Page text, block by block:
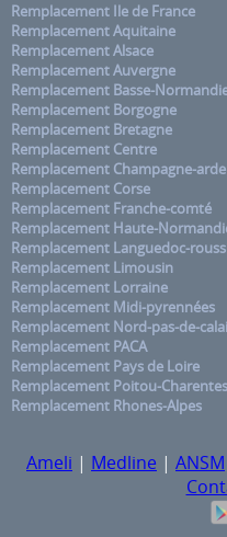
Remplacement Ile de France
Remplacement Aquitaine
Remplacement Alsace
Remplacement Auvergne
Remplacement Basse-
Remplacement Borgogne
Remplacement Bretagne
Remplacement Centre
Remplacement Champagne-
Remplacement Corse
Remplacement Franche-comté
Remplacement Haute-
Remplacement Languedoc-
Remplacement Limousin
Remplacement Lorraine
Remplacement Midi-pyrennées
Remplacement Nord-pas-de-
Remplacement PACA
Remplacement Pays de Loire
Remplacement Poitou-Charentes
Remplacement Rhones-Alpes
Ameli | Medline | ANSM